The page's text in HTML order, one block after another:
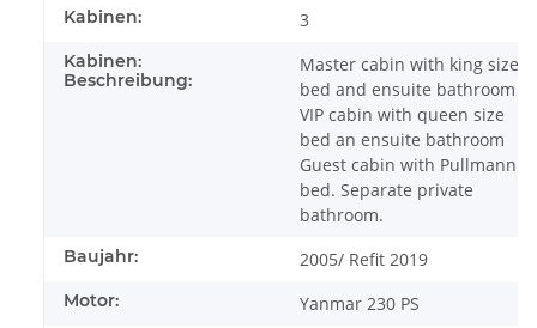
Kabinen: 3
Kabinen:
Beschreibung:
Master cabin with king size
bed and ensuite bathroom
VIP cabin with queen size
bed an ensuite bathroom
Guest cabin with Pullmann
bed. Separate private
bathroom.
Baujahr: 2005/ Refit 2019
Motor: Yanmar 230 PS